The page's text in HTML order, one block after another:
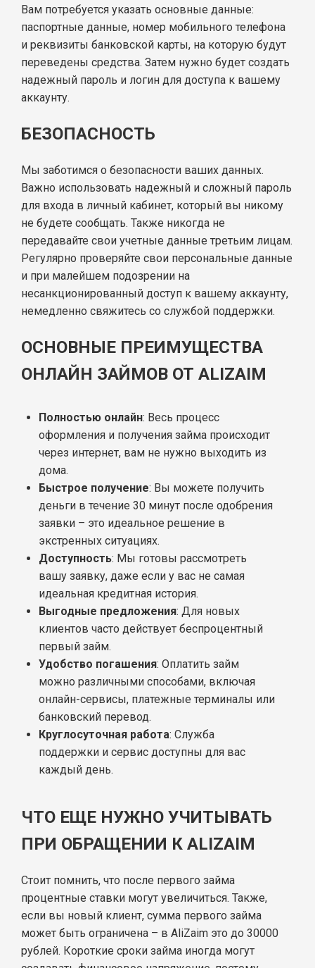
Вам потребуется указать основные данные:
паспортные данные, номер мобильного телефона
и реквизиты банковской карты, на которую будут
переведены средства. Затем нужно будет создать
надежный пароль и логин для доступа к вашему
аккаунту.
БЕЗОПАСНОСТЬ
Мы заботимся о безопасности ваших данных.
Важно использовать надежный и сложный пароль
для входа в личный кабинет, который вы никому
не будете сообщать. Также никогда не
передавайте свои учетные данные третьим лицам.
Регулярно проверяйте свои персональные данные
и при малейшем подозрении на
несанкционированный доступ к вашему аккаунту,
немедленно свяжитесь со службой поддержки.
ОСНОВНЫЕ ПРЕИМУЩЕСТВА
ОНЛАЙН ЗАЙМОВ ОТ ALIZAIM
Полностью онлайн: Весь процесс
оформления и получения займа происходит
через интернет, вам не нужно выходить из
дома.
Быстрое получение: Вы можете получить
деньги в течение 30 минут после одобрения
заявки – это идеальное решение в
экстренных ситуациях.
Доступность: Мы готовы рассмотреть
вашу заявку, даже если у вас не самая
идеальная кредитная история.
Выгодные предложения: Для новых
клиентов часто действует беспроцентный
первый займ.
Удобство погашения: Оплатить займ
можно различными способами, включая
онлайн-сервисы, платежные терминалы или
банковский перевод.
Круглосуточная работа: Служба
поддержки и сервис доступны для вас
каждый день.
ЧТО ЕЩЕ НУЖНО УЧИТЫВАТЬ
ПРИ ОБРАЩЕНИИ К ALIZAIM
Стоит помнить, что после первого займа
процентные ставки могут увеличиться. Также,
если вы новый клиент, сумма первого займа
может быть ограничена – в AliZaim это до 30000
рублей. Короткие сроки займа иногда могут